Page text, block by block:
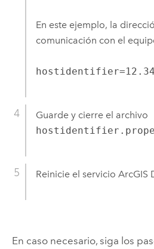
En este ejemplo, la
comunicación con el
Guarde y cierre el archivo
Reinicie el servicio ArcGIS
En caso necesario, siga los